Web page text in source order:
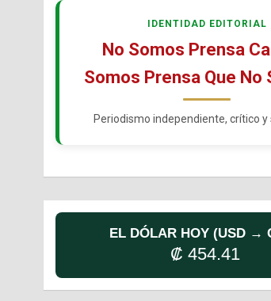
IDENTIDAD EDITORIAL
No Somos Prensa
Somos Prensa Que No
Periodismo independiente, crítico y
EL DÓLAR HOY (USD →
₡ 454.41